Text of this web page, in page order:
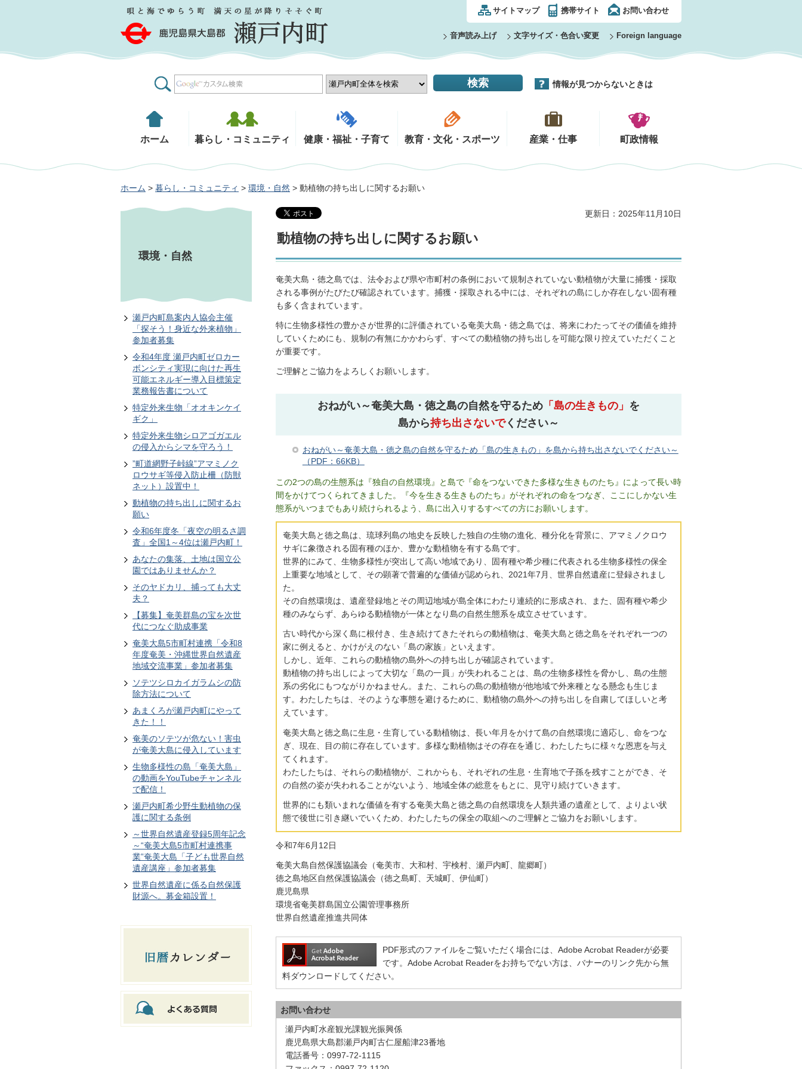
鹿児島県大島郡 瀬戸内町 サイトマップ 携帯サイト お問い合わせ
音声読み上げ 文字サイズ・色合い変更 Foreign language
情報が見つからないときは
ホーム 暮らし・コミュニティ 健康・福祉・子育て 教育・文化・スポーツ 産業・仕事 町政情報
ホーム > 暮らし・コミュニティ > 環境・自然 > 動植物の持ち出しに関するお願い
環境・自然
瀬戸内町島案内人協会主催
「探そう！身近な外来植物」
参加者募集
令和4年度 瀬戸内町ゼロカー
ボンシティ実現に向けた再生
可能エネルギー導入目標策定
業務報告書について
特定外来生物「オオキンケイ
ギク」
特定外来生物シロアゴガエル
の侵入からシマを守ろう！
”町道網野子峠線”アマミノク
ロウサギ等侵入防止柵（防獣
ネット）設置中！
動植物の持ち出しに関するお
願い
令和6年度冬「夜空の明るさ調
査」全国1～4位は瀬戸内町！
あなたの集落、土地は国立公
園ではありませんか？
そのヤドカリ、捕っても大丈
夫？
【募集】奄美群島の宝を次世
代につなぐ助成事業
奄美大島5市町村連携「令和8
年度奄美・沖縄世界自然遺産
地域交流事業」参加者募集
ソテツシロカイガラムシの防
除方法について
あまくろが瀬戸内町にやって
きた！！
奄美のソテツが危ない！害虫
が奄美大島に侵入しています
生物多様性の島「奄美大島」
の動画をYouTubeチャンネル
で配信！
瀬戸内町希少野生動植物の保
護に関する条例
～世界自然遺産登録5周年記念
～“奄美大島5市町村連携事
業”奄美大島「子ども世界自然
遺産講座」参加者募集
世界自然遺産に係る自然保護
財源へ。募金箱設置！
更新日：2025年11月10日
動植物の持ち出しに関するお願い
奄美大島・徳之島では、法令および県や市町村の条例において規制されていない動植物が大量に捕獲・採取
される事例がたびたび確認されています。捕獲・採取される中には、それぞれの島にしか存在しない固有種
も多く含まれています。
特に生物多様性の豊かさが世界的に評価されている奄美大島・徳之島では、将来にわたってその価値を維持
していくためにも、規制の有無にかかわらず、すべての動植物の持ち出しを可能な限り控えていただくこと
が重要です。
ご理解とご協力をよろしくお願いします。
おねがい～奄美大島・徳之島の自然を守るため 「島の生きもの」 を
島から持ち出さないでください～
おねがい～奄美大島・徳之島の自然を守るため「島の生きもの」を島から持ち出さないでください～
（PDF：66KB）
この2つの島の生態系は『独自の自然環境』と島で『命をつないできた多様な生きものたち』によって長い時
間をかけてつくられてきました。『今を生きる生きものたち』がそれぞれの命をつなぎ、ここにしかない生
態系がいつまでもあり続けられるよう、島に出入りするすべての方にお願いします。
奄美大島と徳之島は、琉球列島の地史を反映した独自の生物の進化、種分化を背景に、アマミノクロウ
サギに象徴される固有種のほか、豊かな動植物を有する島です。
世界的にみて、生物多様性が突出して高い地域であり、固有種や希少種に代表される生物多様性の保全
上重要な地域として、その顕著で普遍的な価値が認められ、2021年7月、世界自然遺産に登録されまし
た。
その自然環境は、遺産登録地とその周辺地域が島全体にわたり連続的に形成され、また、固有種や希少
種のみならず、あらゆる動植物が一体となり島の自然生態系を成立させています。
古い時代から深く島に根付き、生き続けてきたそれらの動植物は、奄美大島と徳之島をそれぞれ一つの
家に例えると、かけがえのない「島の家族」といえます。
しかし、近年、これらの動植物の島外への持ち出しが確認されています。
動植物の持ち出しによって大切な「島の一員」が失われることは、島の生物多様性を脅かし、島の生態
系の劣化にもつながりかねません。また、これらの島の動植物が他地域で外来種となる懸念も生じま
す。わたしたちは、そのような事態を避けるために、動植物の島外への持ち出しを自粛してほしいと考
えています。
奄美大島と徳之島に生息・生育している動植物は、長い年月をかけて島の自然環境に適応し、命をつな
ぎ、現在、目の前に存在しています。多様な動植物はその存在を通じ、わたしたちに様々な恩恵を与え
てくれます。
わたしたちは、それらの動植物が、これからも、それぞれの生息・生育地で子孫を残すことができ、そ
の自然の姿が失われることがないよう、地域全体の総意をもとに、見守り続けていきます。
世界的にも類いまれな価値を有する奄美大島と徳之島の自然環境を人類共通の遺産として、よりよい状
態で後世に引き継いでいくため、わたしたちの保全の取組へのご理解とご協力をお願いします。
令和7年6月12日
奄美大島自然保護協議会（奄美市、大和村、宇検村、瀬戸内町、龍郷町）
徳之島地区自然保護協議会（徳之島町、天城町、伊仙町）
鹿児島県
環境省奄美群島国立公園管理事務所
世界自然遺産推進共同体
PDF形式のファイルをご覧いただく場合には、Adobe Acrobat Readerが必要
です。Adobe Acrobat Readerをお持ちでない方は、バナーのリンク先から無
料ダウンロードしてください。
お問い合わせ
瀬戸内町水産観光課観光振興係
鹿児島県大島郡瀬戸内町古仁屋船津23番地
電話番号：0997-72-1115